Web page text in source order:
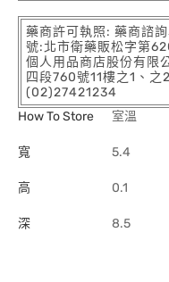
藥商許可執照: 藥商諮
號:北市衛藥販松字第
個人用品商店股份有限
四段760號11樓之1、
(02)27421234
How To Store
室溫
寬 5.4
高 0.1
深 8.5